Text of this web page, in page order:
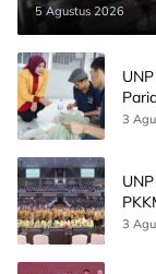
5 Agustus 2026
AI
3
3